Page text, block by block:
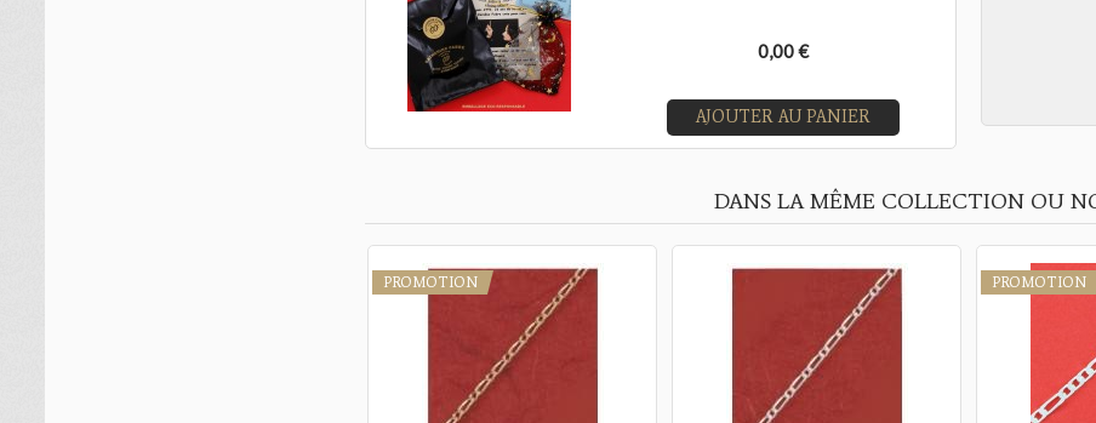
0,00 €
AJOUTER AU PANIER
DANS LA MÊME COLLECTION OU
PROMOTION PROMOTION